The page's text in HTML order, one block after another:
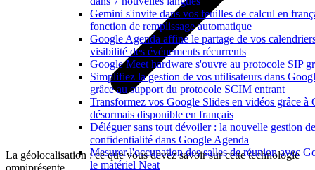
Gemini s'invite dans vos feuilles de calcul en
fonction de remplissage automatique
Google Agenda affine le partage de vos
visibilité des événements récurrents
Google Meet hardware s'ouvre au protocole SIP
Simplifiez la gestion de vos utilisateurs dans
grâce au support du protocole SCIM entrant
Transformez vos Google Slides en vidéos grâce à
désormais disponible en français
Déléguer sans tout dévoiler : la nouvelle gestion
confidentialité dans Google Agenda
Mesurer l'occupation des salles de réunion avec
le matériel Neat
La géolocalisation : ce que vous devez savoir sur cette technologie
omniprésente